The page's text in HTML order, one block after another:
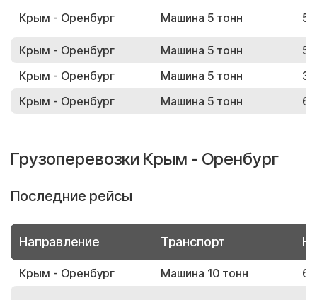
Крым - Оренбург Машина 5 тонн
Крым - Оренбург Машина 5 тонн
Крым - Оренбург
Машина 5 тонн
Крым - Оренбург
Машина 5 тонн
Грузоперевозки Крым - Оренбург
Последние рейсы
Направление Транспорт
Крым - Оренбург Машина 10 тонн